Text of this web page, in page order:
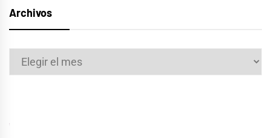
Archivos
Archivos